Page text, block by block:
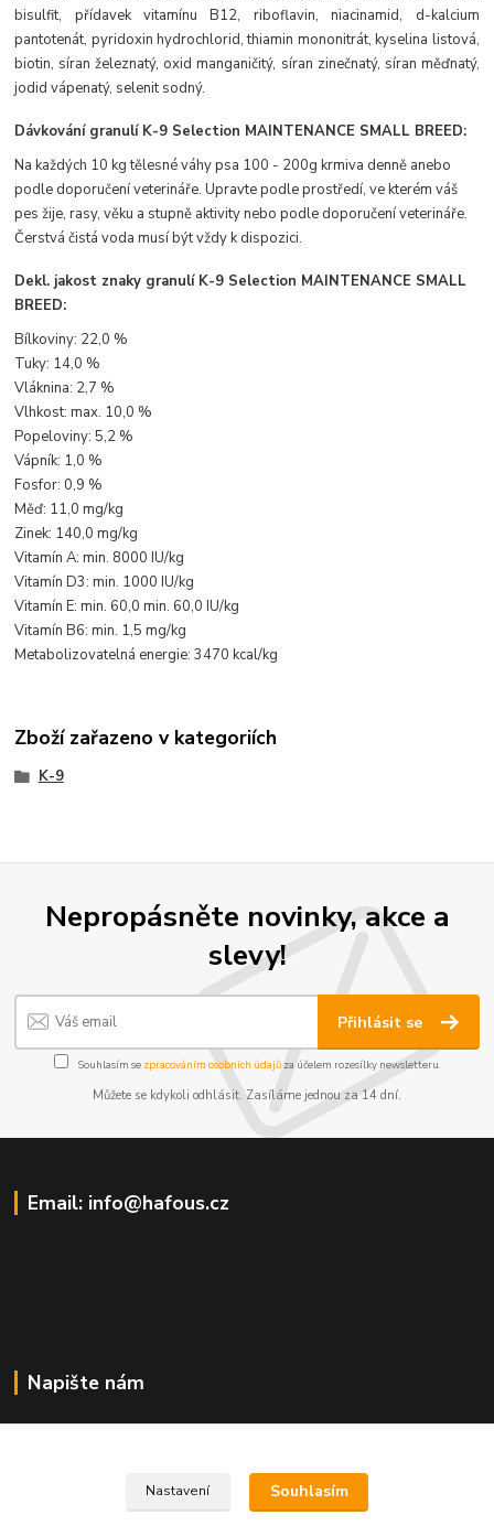
bisulfit, přídavek vitamínu B12, riboflavin, niacinamid, d-kalcium
pantotenát, pyridoxin hydrochlorid, thiamin mononitrát, kyselina listová,
biotin, síran železnatý, oxid manganičitý, síran zinečnatý, síran měďnatý,
jodid vápenatý, selenit sodný.
Dávkování granulí K-9 Selection MAINTENANCE SMALL BREED:
Na každých 10 kg tělesné váhy psa 100 - 200g krmiva denně anebo
podle doporučení veterináře. Upravte podle prostředí, ve kterém váš
pes žije, rasy, věku a stupně aktivity nebo podle doporučení veterináře.
Čerstvá čistá voda musí být vždy k dispozici.
Dekl. jakost znaky granulí K-9 Selection MAINTENANCE SMALL
BREED:
Bílkoviny: 22,0 %
Tuky: 14,0 %
Vláknina: 2,7 %
Vlhkost: max. 10,0 %
Popeloviny: 5,2 %
Vápník: 1,0 %
Fosfor: 0,9 %
Měď: 11,0 mg/kg
Zinek: 140,0 mg/kg
Vitamín A: min. 8000 IU/kg
Vitamín D3: min. 1000 IU/kg
Vitamín E: min. 60,0 min. 60,0 IU/kg
Vitamín B6: min. 1,5 mg/kg
Metabolizovatelná energie: 3470 kcal/kg
Zboží zařazeno v kategoriích
K-9
Nepropásněte novinky, akce a
slevy!
Přihlásit se
Souhlasím se zpracováním osobních údajůza účelem rozesílky newsletteru.
Můžete se kdykoli odhlásit. Zasíláme jednou za 14 dní.
Email: info@hafous.cz
Napište nám
Nastavení Souhlasím